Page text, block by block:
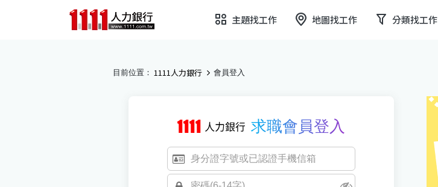
主題找工作 地圖找工作 分類找工作
目前位置： 1111人力銀行 會員登入
求職會員登入